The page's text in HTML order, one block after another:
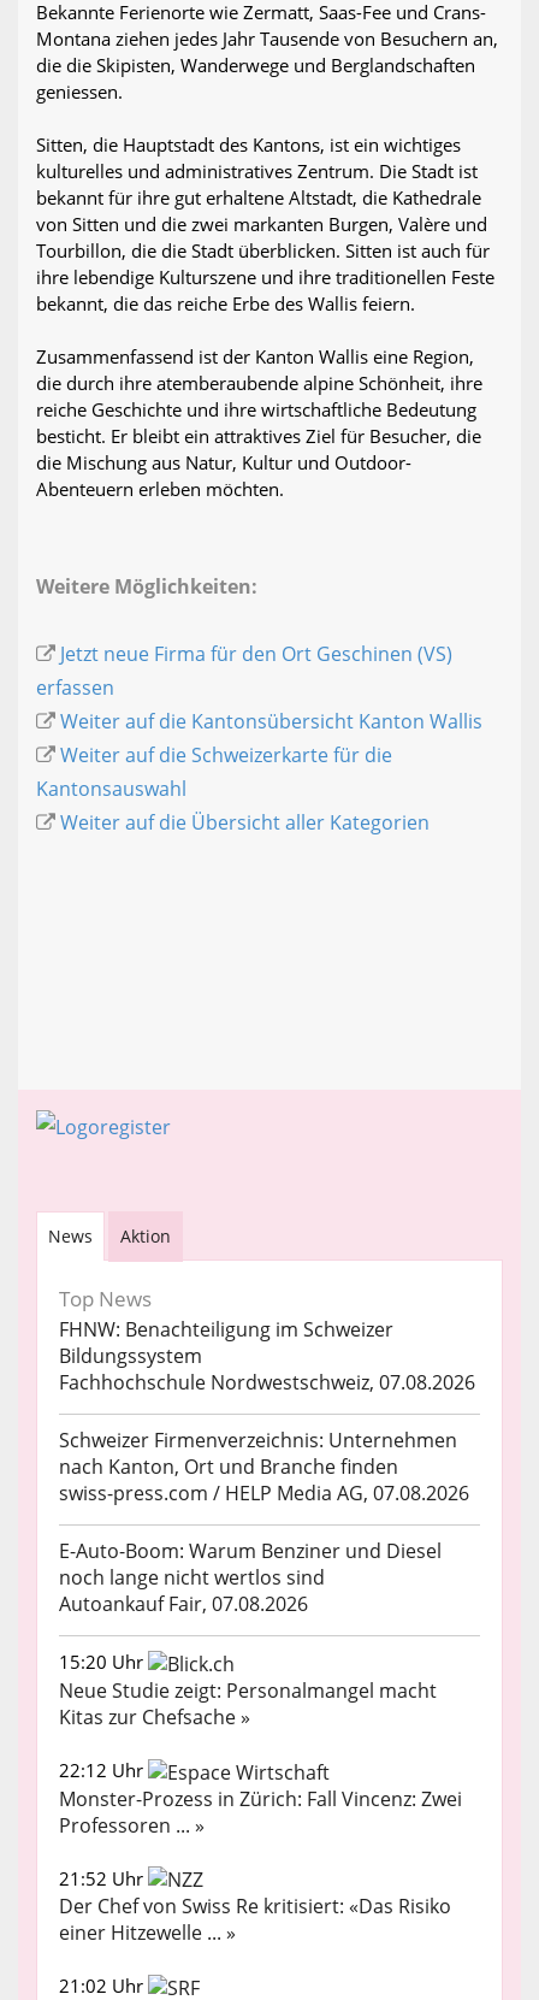
Bekannte Ferienorte wie Zermatt, Saas-Fee und Crans-
Montana ziehen jedes Jahr Tausende von Besuchern an,
die die Skipisten, Wanderwege und Berglandschaften
geniessen.
Sitten, die Hauptstadt des Kantons, ist ein wichtiges
kulturelles und administratives Zentrum. Die Stadt ist
bekannt für ihre gut erhaltene Altstadt, die Kathedrale
von Sitten und die zwei markanten Burgen, Valère und
Tourbillon, die die Stadt überblicken. Sitten ist auch für
ihre lebendige Kulturszene und ihre traditionellen Feste
bekannt, die das reiche Erbe des Wallis feiern.
Zusammenfassend ist der Kanton Wallis eine Region,
die durch ihre atemberaubende alpine Schönheit, ihre
reiche Geschichte und ihre wirtschaftliche Bedeutung
besticht. Er bleibt ein attraktives Ziel für Besucher, die
die Mischung aus Natur, Kultur und Outdoor-
Abenteuern erleben möchten.
Weitere Möglichkeiten:
Jetzt neue Firma für den Ort Geschinen (VS)
erfassen
Weiter auf die Kantonsübersicht Kanton Wallis
Weiter auf die Schweizerkarte für die
Kantonsauswahl
Weiter auf die Übersicht aller Kategorien
News Aktion
Top News
FHNW: Benachteiligung im Schweizer
Bildungssystem
Fachhochschule Nordwestschweiz, 07.08.2026
Schweizer Firmenverzeichnis: Unternehmen
nach Kanton, Ort und Branche finden
swiss-press.com / HELP Media AG, 07.08.2026
E-Auto-Boom: Warum Benziner und Diesel
noch lange nicht wertlos sind
Autoankauf Fair, 07.08.2026
15:20 Uhr
Neue Studie zeigt: Personalmangel macht
Kitas zur Chefsache »
22:12 Uhr
Monster-Prozess in Zürich: Fall Vincenz: Zwei
Professoren ... »
21:52 Uhr
Der Chef von Swiss Re kritisiert: «Das Risiko
einer Hitzewelle ... »
21:02 Uhr